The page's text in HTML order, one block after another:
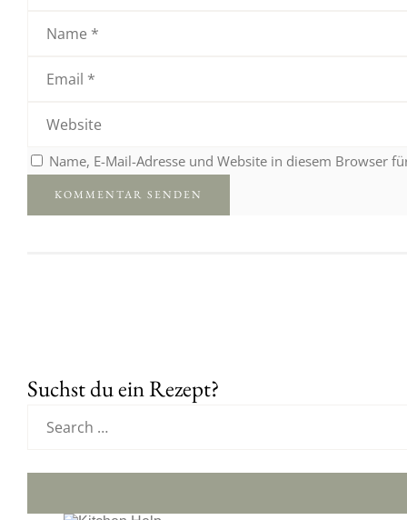
Name, E-Mail-Adresse und Website in diesem Browser
Suchst du ein Rezept?